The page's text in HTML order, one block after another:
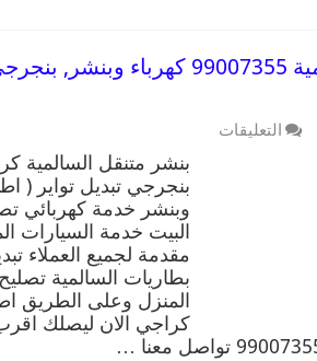
بنشر متنقل | كراج السالمية 99007355
التعليقات
بنشر متنقل السالمية
بنجرجي تبديل تواير (
وبنشر خدمة كهربائي
البيت خدمة السيارات
مقدمة لجميع العملاء
بطاريات السالمية
المنزل وعلى الطريق
كراجي الان ليصلك